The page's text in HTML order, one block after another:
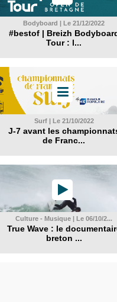
Bodyboard | Le 21/12/2022
#bestof | Breizh
Tour : l...
Surf | Le 21/10/2022
J-7 avant les
de Franc...
Culture - Musique | Le 06/10/2...
True Wave : le
breton ...